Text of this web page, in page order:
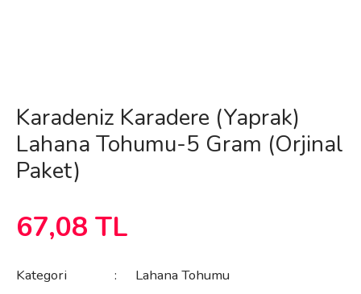
Karadeniz Karadere (Yaprak)
Lahana Tohumu-5 Gram (Orjinal
Paket)
67,08 TL
Kategori
Lahana Tohumu